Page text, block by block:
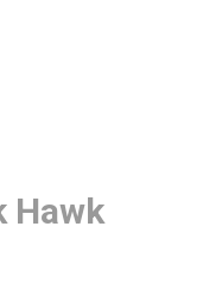
Hawk